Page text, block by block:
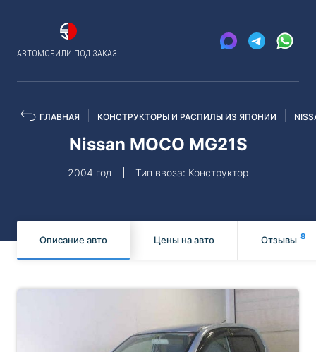
АВТОМОБИЛИ ПОД ЗАКАЗ
ГЛАВНАЯ КОНСТРУКТОРЫ И РАСПИЛЫ ИЗ ЯПОНИИ
Nissan MOCO MG21S
2004 год Тип ввоза: Конструктор
Описание авто Цены на авто Отзывы 8